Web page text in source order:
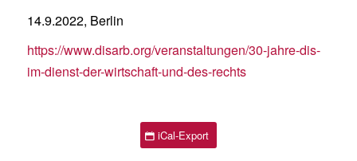
14.9.2022, Berlin
https://www.disarb.org/veranstaltungen/30-jahre-dis-
im-dienst-der-wirtschaft-und-des-rechts
iCal-Export